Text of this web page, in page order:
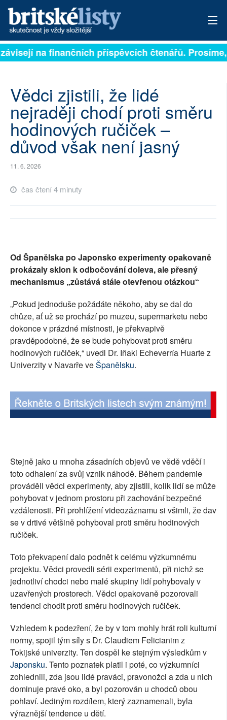
PŘIHLÁSIT
ARCHIV
ROZHOVORY
TÉMATA
NEJČTENĚJŠÍ ZA 7 DNÍ
AUTOŘI
RUBRIKY
PLNÁ VERZE STRÁNEK
na finančních příspěvcích čtenářů. Prosíme,
Vědci zjistili, že lidé
nejraději chodí proti směru
hodinových ručiček –
důvod však není jasný
11. 6. 2026
čas čtení 4 minuty
Od Španělska po Japonsko experimenty opakovaně
prokázaly sklon k odbočování doleva, ale přesný
mechanismus „zůstává stále otevřenou otázkou“
„Pokud jednoduše požádáte někoho, aby se dal do
chůze, ať už se prochází po muzeu, supermarketu nebo
dokonce v prázdné místnosti, je překvapivě
pravděpodobné, že se bude pohybovat proti směru
hodinových ručiček,“ uvedl Dr. Iñaki Echeverría Huarte z
Univerzity v Navarře veŠpanělsku.
Stejně jako u mnoha zásadních objevů ve vědě vděčí i
toto odhalení za svůj vznik náhodě. Během pandemie
prováděli vědci experimenty, aby zjistili, kolik lidí se může
pohybovat v jednom prostoru při zachování bezpečné
vzdálenosti. Při prohlížení videozáznamu si všimli, že dav
se v drtivé většině pohyboval proti směru hodinových
ručiček.
Toto překvapení dalo podnět k celému výzkumnému
projektu. Vědci provedli sérii experimentů, při nichž se
jednotliví chodci nebo malé skupiny lidí pohybovaly v
uzavřených prostorech. Vědci opakovaně pozorovali
tendenci chodit proti směru hodinových ručiček.
Vzhledem k podezření, že by v tom mohly hrát roli kulturní
normy, spojil tým síly s Dr. Claudiem Felicianim z
Tokijské univerzity. Ten dospěl ke stejným výsledkům v
Japonsku. Tento poznatek platil i poté, co výzkumníci
zohlednili, zda jsou lidé praváci, pravonožci a zda u nich
dominuje pravé oko, a byl pozorován u chodců obou
pohlaví. Jediným rozdílem, který zaznamenali, byla
výraznější tendence u dětí.